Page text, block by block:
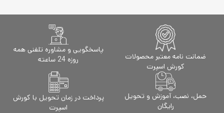
ضمانت نامه معتبر محصولات
کورش اسپرت
پاسخگویی و مشاوره تلفنی همه
روزه 24 ساعته
حمل، نصب، آموزش و تحویل
رایگان
پرداخت در زمان تحویل با کورش
اسپرت